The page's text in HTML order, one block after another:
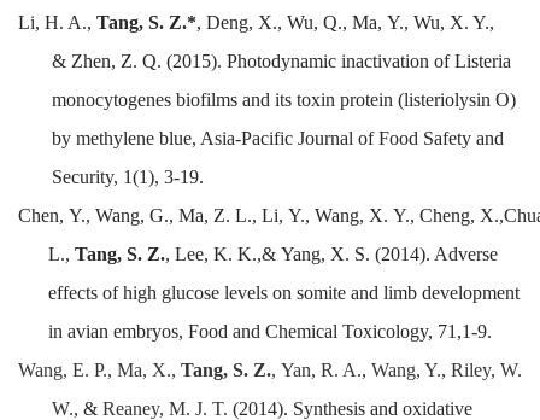
Li, H. A., Tang, S. Z.*, Deng, X., Wu, Q., Ma, Y., Wu, X. Y.,
& Zhen, Z. Q. (2015). Photodynamic inactivation of Listeria
monocytogenes biofilms and its toxin protein (listeriolysin O)
by methylene blue, Asia-Pacific Journal of Food Safety and
Security, 1(1), 3-19.
Chen, Y., Wang, G., Ma, Z. L., Li, Y., Wang, X. Y., Cheng, X.,
L., Tang, S. Z., Lee, K. K.,& Yang, X. S. (2014). Adverse
effects of high glucose levels on somite and limb development
in avian embryos, Food and Chemical Toxicology, 71,1-9.
Wang, E. P., Ma, X., Tang, S. Z., Yan, R. A., Wang, Y., Riley, W.
W., & Reaney, M. J. T. (2014). Synthesis and oxidative